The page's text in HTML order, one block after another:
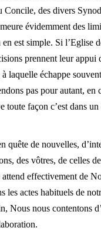
des divers
évidemment des
est simple. Si
prennent leur
laquelle échappe
pas pour autant,
façon c’est dans
quête de nouvelles,
des vôtres, de celles
effectivement de
les actes habituels de
Nous nous contentons